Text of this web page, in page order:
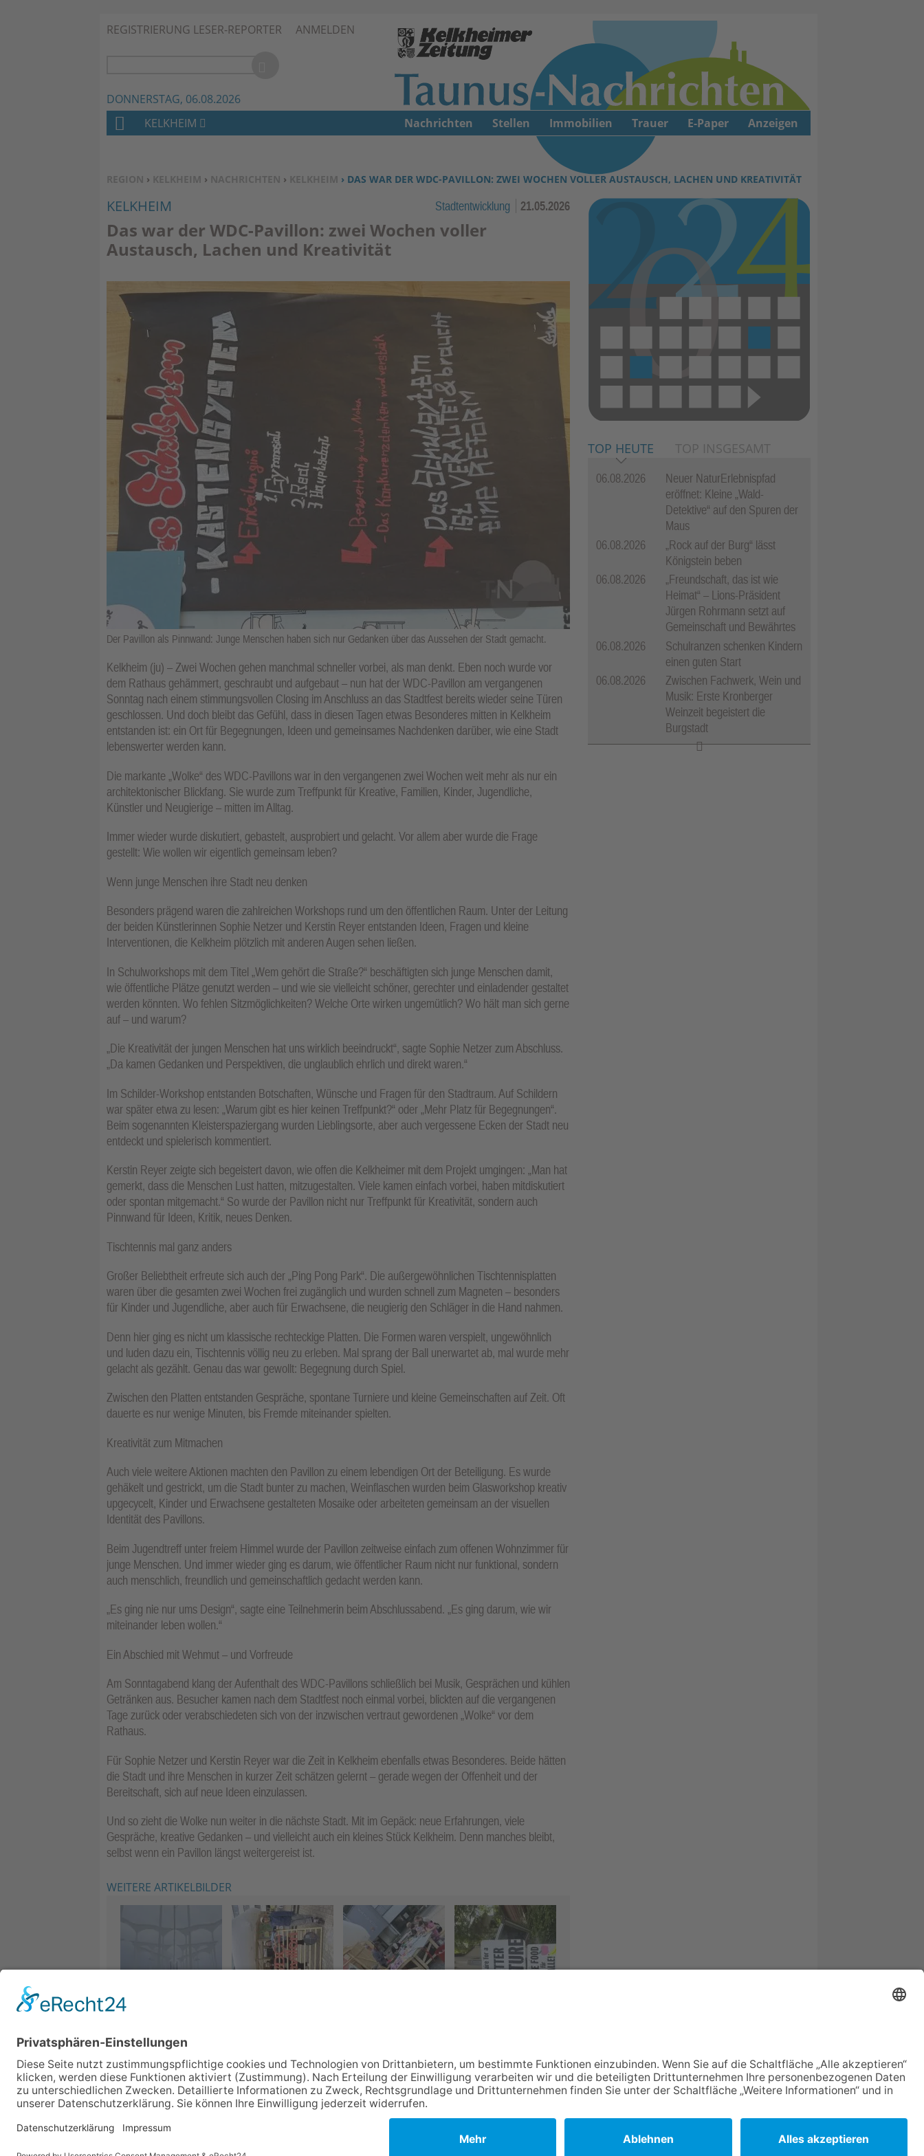
Zum Inhalt springen ↓
REGISTRIERUNG LESER-REPORTER ANMELDEN
DONNERSTAG, 06.08.2026
SIE BEFINDEN SICH HIER:
REGION › KELKHEIM › NACHRICHTEN › KELKHEIM › DAS WAR DER WDC-PAVILLON: ZWEI WOCHEN VOLLER AUSTAUSCH, LACHEN UND KREATIVITÄT
KELKHEIM Stadtentwicklung 21.05.2026
Das war der WDC-Pavillon: zwei Wochen voller
Austausch, Lachen und Kreativität
Der Pavillon als Pinnwand: Junge Menschen haben sich nur Gedanken über das Aussehen der Stadt gemacht.
Kelkheim (ju) – Zwei Wochen gehen manchmal schneller vorbei, als man denkt. Eben noch wurde vor
dem Rathaus gehämmert, geschraubt und aufgebaut – nun hat der WDC-Pavillon am vergangenen
Sonntag nach einem stimmungsvollen Closing im Anschluss an das Stadtfest bereits wieder seine Türen
geschlossen. Und doch bleibt das Gefühl, dass in diesen Tagen etwas Besonderes mitten in Kelkheim
entstanden ist: ein Ort für Begegnungen, Ideen und gemeinsames Nachdenken darüber, wie eine Stadt
lebenswerter werden kann.
Die markante „Wolke“ des WDC-Pavillons war in den vergangenen zwei Wochen weit mehr als nur ein
architektonischer Blickfang. Sie wurde zum Treffpunkt für Kreative, Familien, Kinder, Jugendliche,
Künstler und Neugierige – mitten im Alltag.
Immer wieder wurde diskutiert, gebastelt, ausprobiert und gelacht. Vor allem aber wurde die Frage
gestellt: Wie wollen wir eigentlich gemeinsam leben?
Wenn junge Menschen ihre Stadt neu denken
Besonders prägend waren die zahlreichen Workshops rund um den öffentlichen Raum. Unter der Leitung
der beiden Künstlerinnen Sophie Netzer und Kerstin Reyer entstanden Ideen, Fragen und kleine
Interventionen, die Kelkheim plötzlich mit anderen Augen sehen ließen.
In Schulworkshops mit dem Titel „Wem gehört die Straße?“ beschäftigten sich junge Menschen damit,
wie öffentliche Plätze genutzt werden – und wie sie vielleicht schöner, gerechter und einladender gestaltet
werden könnten. Wo fehlen Sitzmöglichkeiten? Welche Orte wirken ungemütlich? Wo hält man sich gerne
auf – und warum?
„Die Kreativität der jungen Menschen hat uns wirklich beeindruckt“, sagte Sophie Netzer zum Abschluss.
„Da kamen Gedanken und Perspektiven, die unglaublich ehrlich und direkt waren.“
Im Schilder-Workshop entstanden Botschaften, Wünsche und Fragen für den Stadtraum. Auf Schildern
war später etwa zu lesen: „Warum gibt es hier keinen Treffpunkt?“ oder „Mehr Platz für Begegnungen“.
Beim sogenannten Kleisterspaziergang wurden Lieblingsorte, aber auch vergessene Ecken der Stadt neu
entdeckt und spielerisch kommentiert.
Kerstin Reyer zeigte sich begeistert davon, wie offen die Kelkheimer mit dem Projekt umgingen: „Man hat
gemerkt, dass die Menschen Lust hatten, mitzugestalten. Viele kamen einfach vorbei, haben mitdiskutiert
oder spontan mitgemacht.“ So wurde der Pavillon nicht nur Treffpunkt für Kreativität, sondern auch
Pinnwand für Ideen, Kritik, neues Denken.
Tischtennis mal ganz anders
Großer Beliebtheit erfreute sich auch der „Ping Pong Park“. Die außergewöhnlichen Tischtennisplatten
waren über die gesamten zwei Wochen frei zugänglich und wurden schnell zum Magneten – besonders
für Kinder und Jugendliche, aber auch für Erwachsene, die neugierig den Schläger in die Hand nahmen.
Denn hier ging es nicht um klassische rechteckige Platten. Die Formen waren verspielt, ungewöhnlich
und luden dazu ein, Tischtennis völlig neu zu erleben. Mal sprang der Ball unerwartet ab, mal wurde mehr
gelacht als gezählt. Genau das war gewollt: Begegnung durch Spiel.
Zwischen den Platten entstanden Gespräche, spontane Turniere und kleine Gemeinschaften auf Zeit. Oft
dauerte es nur wenige Minuten, bis Fremde miteinander spielten.
Kreativität zum Mitmachen
Auch viele weitere Aktionen machten den Pavillon zu einem lebendigen Ort der Beteiligung. Es wurde
gehäkelt und gestrickt, um die Stadt bunter zu machen, Weinflaschen wurden beim Glasworkshop kreativ
upgecycelt, Kinder und Erwachsene gestalteten Mosaike oder arbeiteten gemeinsam an der visuellen
Identität des Pavillons.
Beim Jugendtreff unter freiem Himmel wurde der Pavillon zeitweise einfach zum offenen Wohnzimmer für
junge Menschen. Und immer wieder ging es darum, wie öffentlicher Raum nicht nur funktional, sondern
auch menschlich, freundlich und gemeinschaftlich gedacht werden kann.
„Es ging nie nur ums Design“, sagte eine Teilnehmerin beim Abschlussabend. „Es ging darum, wie wir
miteinander leben wollen.“
Ein Abschied mit Wehmut – und Vorfreude
Am Sonntagabend klang der Aufenthalt des WDC-Pavillons schließlich bei Musik, Gesprächen und kühlen
Getränken aus. Besucher kamen nach dem Stadtfest noch einmal vorbei, blickten auf die vergangenen
Tage zurück oder verabschiedeten sich von der inzwischen vertraut gewordenen „Wolke“ vor dem
Rathaus.
Für Sophie Netzer und Kerstin Reyer war die Zeit in Kelkheim ebenfalls etwas Besonderes. Beide hätten
die Stadt und ihre Menschen in kurzer Zeit schätzen gelernt – gerade wegen der Offenheit und der
Bereitschaft, sich auf neue Ideen einzulassen.
Und so zieht die Wolke nun weiter in die nächste Stadt. Mit im Gepäck: neue Erfahrungen, viele
Gespräche, kreative Gedanken – und vielleicht auch ein kleines Stück Kelkheim. Denn manches bleibt,
selbst wenn ein Pavillon längst weitergereist ist.
WEITERE ARTIKELBILDER
TOP HEUTE TOP INSGESAMT
06.08.2026
Neuer NaturErlebnispfad
eröffnet: Kleine „Wald-
Detektive“ auf den Spuren der
Maus
06.08.2026
„Rock auf der Burg“ lässt
Königstein beben
06.08.2026
„Freundschaft, das ist wie
Heimat“ – Lions-Präsident
Jürgen Rohrmann setzt auf
Gemeinschaft und Bewährtes
06.08.2026
Schulranzen schenken Kindern
einen guten Start
06.08.2026
Zwischen Fachwerk, Wein und
Musik: Erste Kronberger
Weinzeit begeistert die
Burgstadt
H
M
E
KELKHEIM Nachrichten Stellen Immobilien Trauer E-Paper Anzeigen
NACH OBEN
Impressum Datenschutz
Copyright Taunus Nachrichten 2009 bis 2026